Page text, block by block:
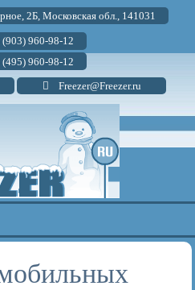
2Б, Московская обл., 141031
(903) 960-98-12
(495) 960-98-12
Freezer@Freezer.ru